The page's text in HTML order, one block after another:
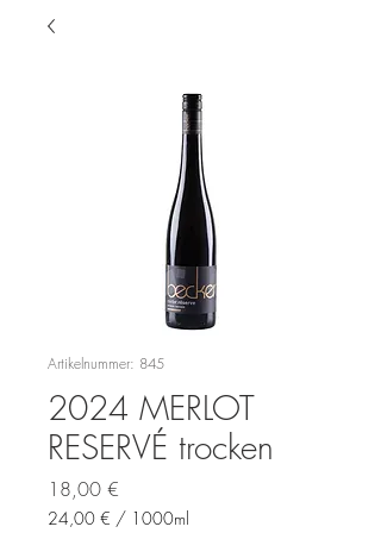
Artikelnummer: 845
2024 MERLOT
RESERVÉ trocken
18,00 €
24,00 € / 1000ml